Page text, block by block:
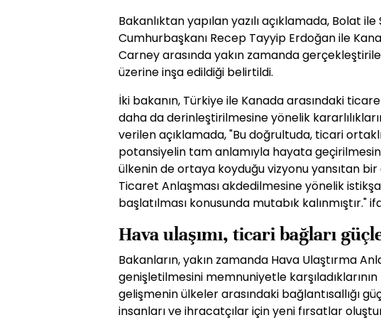
Bakanlıktan yapılan yazılı açıklamada, Bolat
Cumhurbaşkanı Recep Tayyip Erdoğan ile
Carney arasında yakın zamanda
üzerine inşa edildiği belirtildi.
İki bakanın, Türkiye ile Kanada arasındaki
daha da derinleştirilmesine yönelik
verilen açıklamada, "Bu doğrultuda, ticari
potansiyelin tam anlamıyla hayata
ülkenin de ortaya koyduğu vizyonu yansıtan
Ticaret Anlaşması akdedilmesine yönelik
başlatılması konusunda mutabık kalınmıştır."
Hava ulaşımı, ticari bağları
Bakanların, yakın zamanda Hava Ulaştırma
genişletilmesini memnuniyetle
gelişmenin ülkeler arasındaki bağlantısallığı
insanları ve ihracatçılar için yeni fırsatlar